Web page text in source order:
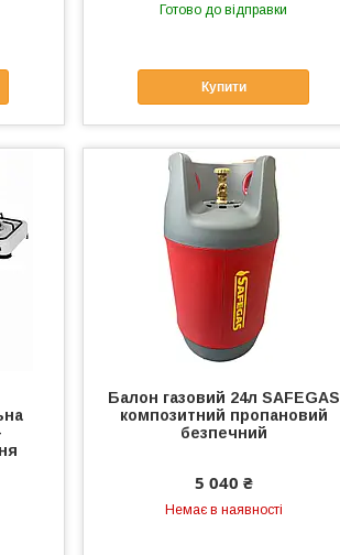
Готово до відправки
Купити
Балон газовий 24л SAFEGAS
композитний пропановий
безпечний
5 040 ₴
Немає в наявності